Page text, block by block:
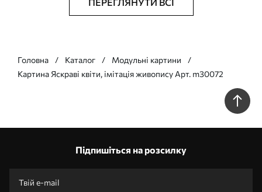
Головна Каталог
Модульні картини
Картина Яскраві квіти, імітація живопису Арт. m30072
Підпишіться на розсилку